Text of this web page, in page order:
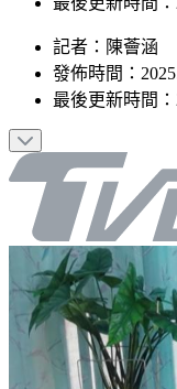
記者 ： 陳薈涵
發佈時間：
最後更新時間：